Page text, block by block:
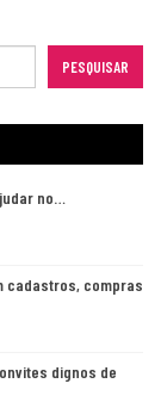
PESQUISAR
no…
cadastros, compras
dignos de